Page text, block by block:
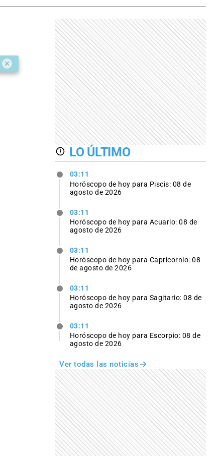
LO ÚLTIMO
03:11
Horóscopo de hoy para Piscis: 08 de
agosto de 2026
03:11
Horóscopo de hoy para Acuario: 08 de
agosto de 2026
03:11
Horóscopo de hoy para Capricornio: 08
de agosto de 2026
03:11
Horóscopo de hoy para Sagitario: 08 de
agosto de 2026
03:11
Horóscopo de hoy para Escorpio: 08 de
agosto de 2026
Ver todas las noticias